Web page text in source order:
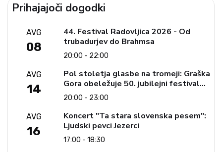
Prihajajoči dogodki
AVG
08
44. Festival Radovljica 2026 - Od
trubadurjev do Brahmsa
20:00 - 22:00
AVG
14
Pol stoletja glasbe na tromeji: Graška
Gora obeležuje 50. jubilejni festival
narodno-zabavne glasbe
20:00 - 23:00
AVG
16
Koncert "Ta stara slovenska pesem":
Ljudski pevci Jezerci
17:00 - 18:30